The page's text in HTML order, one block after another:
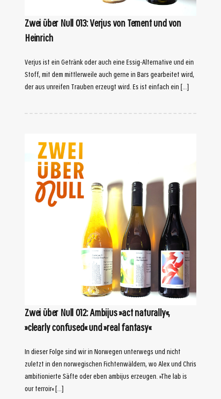
Zwei über Null 013: Verjus von Tement und von
Heinrich
Verjus ist ein Getränk oder auch eine Essig-Alternative und ein
Stoff, mit dem mittlerweile auch gerne in Bars gearbeitet wird,
der aus unreifen Trauben erzeugt wird. Es ist einfach ein […]
Zwei über Null 012: Ambijus »act naturally«,
»clearly confused« und »real fantasy«
In dieser Folge sind wir in Norwegen unterwegs und nicht
zuletzt in den norwegischen Fichtenwäldern, wo Alex und Chris
ambitionierte Säfte oder eben ambijus erzeugen. »The lab is
our terroir« […]